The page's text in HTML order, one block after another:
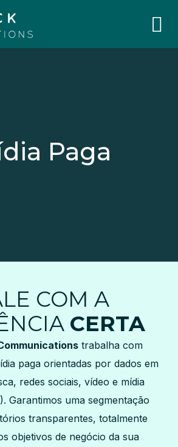
Paga
COM A
CERTA
trabalha com
paga orientadas por dados em
redes sociais, vídeo e mídia
Garantimos uma segmentação
transparentes, totalmente
objetivos de negócio da sua